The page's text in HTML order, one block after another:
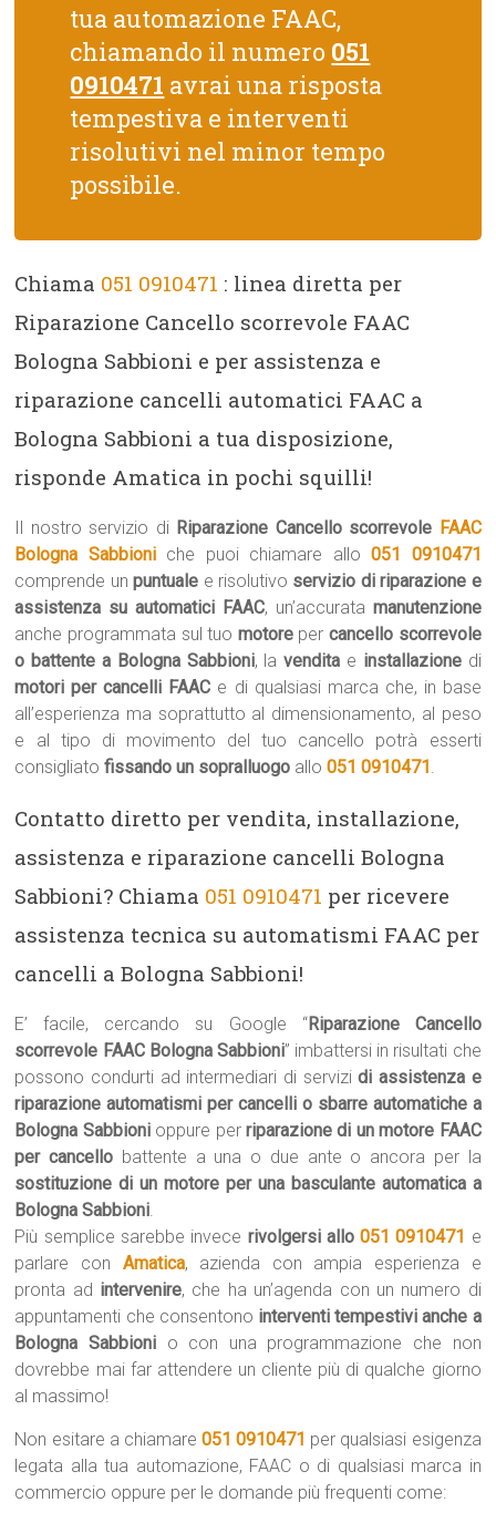
tua automazione FAAC,
chiamando il numero 051
0910471 avrai una risposta
tempestiva e interventi
risolutivi nel minor tempo
possibile.
Chiama 051 0910471 : linea diretta per
Riparazione Cancello scorrevole FAAC
Bologna Sabbioni e per assistenza e
riparazione cancelli automatici FAAC a
Bologna Sabbioni a tua disposizione,
risponde Amatica in pochi squilli!
Il nostro servizio di Riparazione Cancello scorrevole FAAC
Bologna Sabbioni che puoi chiamare allo051 0910471
comprende unpuntuale e risolutivo servizio di riparazione e
assistenza su automatici FAAC, un’accurata manutenzione
anche programmata sul tuo motoreper cancello scorrevole
o battente a Bologna Sabbioni, lavendita e installazionedi
motori per cancelli FAAC e di qualsiasi marca che, in base
all’esperienza ma soprattutto al dimensionamento, al peso
e al tipo di movimento del tuo cancello potrà esserti
consigliatofissando un sopralluogo allo051 0910471.
Contatto diretto per vendita, installazione,
assistenza e riparazione cancelli Bologna
Sabbioni? Chiama 051 0910471 per ricevere
assistenza tecnica su automatismi FAAC per
cancelli a Bologna Sabbioni!
E’ facile, cercando su Google “Riparazione Cancello
scorrevole FAAC Bologna Sabbioni” imbattersi in risultati che
possono condurti ad intermediari di servizidi assistenza e
riparazione automatismi per cancelli o sbarre automatiche a
Bologna Sabbioni oppure per riparazione di un motore FAAC
per cancello battente a una o due ante o ancora per la
sostituzione di un motore per una basculante automatica a
Bologna Sabbioni.
Più semplice sarebbe invece rivolgersi allo051 0910471 e
parlare con Amatica, azienda con ampia esperienza e
pronta ad intervenire, che ha un’agenda con un numero di
appuntamenti che consentono interventi tempestivi anche a
Bologna Sabbioni o con una programmazione che non
dovrebbe mai far attendere un cliente più di qualche giorno
al massimo!
Non esitare a chiamare 051 0910471 per qualsiasi esigenza
legata alla tua automazione, FAAC o di qualsiasi marca in
commercio oppure per le domande più frequenti come: